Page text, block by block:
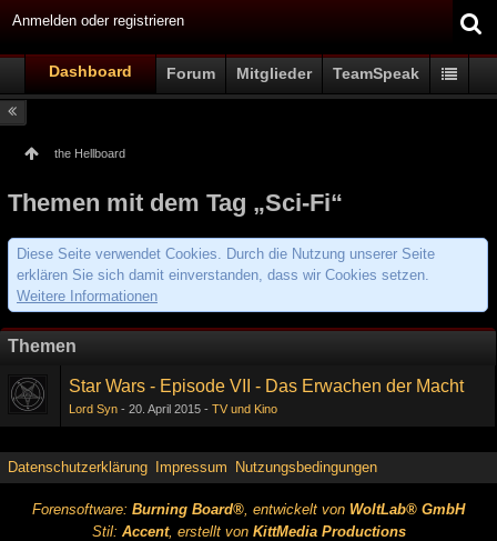
Anmelden oder registrieren
Dashboard Forum Mitglieder TeamSpeak
the Hellboard
Themen mit dem Tag „Sci-Fi“
Diese Seite verwendet Cookies. Durch die Nutzung unserer Seite
erklären Sie sich damit einverstanden, dass wir Cookies setzen.
Weitere Informationen
Themen
Star Wars - Episode VII - Das Erwachen der Macht
Lord Syn 20. April 2015 TV und Kino
Datenschutzerklärung Impressum Nutzungsbedingungen
Forensoftware: Burning Board®, entwickelt von WoltLab® GmbH
Stil: Accent, erstellt von KittMedia Productions